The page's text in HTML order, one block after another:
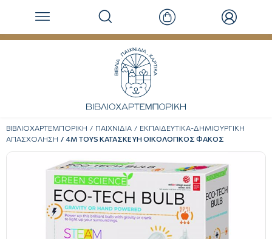
ΒΙΒΛΙΟΧΑΡΤΕΜΠΟΡΙΚΗ ΠΑΙΧΝΙΔΙΑ
ΕΚΠΑΙΔΕΥΤΙΚΑ-ΔΗΜΙΟΥΡΓΙΚΗ
ΑΠΑΣΧΟΛΗΣΗ
4M TOYS ΚΑΤΑΣΚΕΥΗ ΟΙΚΟΛΟΓΙΚΟΣ ΦΑΚΟΣ